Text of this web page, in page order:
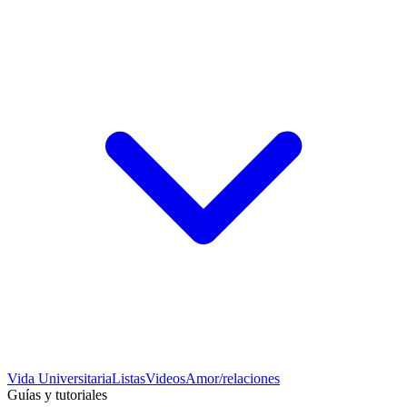
Vida UniversitariaListasVideosAmor/relaciones
Guías y tutoriales